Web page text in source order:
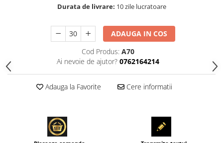
Durata de livrare: 10 zile lucratoare
ADAUGA IN COS
Cod Produs: A70
Ai nevoie de ajutor? 0762164214
Adauga la Favorite Cere informatii